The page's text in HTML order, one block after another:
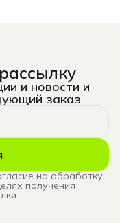
и новости и
заказ
на обработку
получения